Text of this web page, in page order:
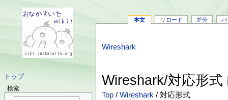
トップ
検索
本文 リロード 差分 バ
Wireshark
Wireshark/対応形式
Top /Wireshark / 対応形式